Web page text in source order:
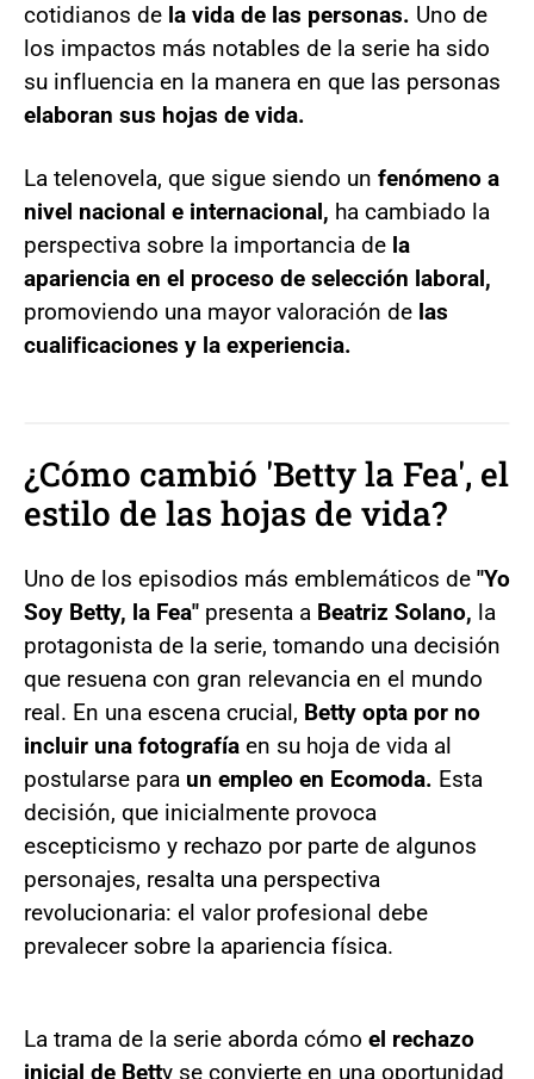
cotidianos de la vida de las personas. Uno de
los impactos más notables de la serie ha sido
su influencia en la manera en que las personas
elaboran sus hojas de vida.
La telenovela, que sigue siendo un fenómeno a
nivel nacional e internacional, ha cambiado la
perspectiva sobre la importancia de la
apariencia en el proceso de selección laboral,
promoviendo una mayor valoración de las
cualificaciones y la experiencia.
¿Cómo cambió 'Betty la Fea', el
estilo de las hojas de vida?
Uno de los episodios más emblemáticos de "Yo
Soy Betty, la Fea" presenta a Beatriz Solano, la
protagonista de la serie, tomando una decisión
que resuena con gran relevancia en el mundo
real. En una escena crucial, Betty opta por no
incluir una fotografía en su hoja de vida al
postularse para un empleo en Ecomoda. Esta
decisión, que inicialmente provoca
escepticismo y rechazo por parte de algunos
personajes, resalta una perspectiva
revolucionaria: el valor profesional debe
prevalecer sobre la apariencia física.
La trama de la serie aborda cómo el rechazo
inicial de Betty se convierte en una oportunidad